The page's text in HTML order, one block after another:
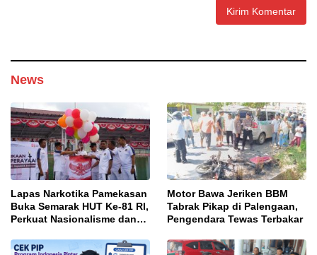
News
Lapas Narkotika Pamekasan
Buka Semarak HUT Ke-81 RI,
Perkuat Nasionalisme dan
Motor Bawa Jeriken BBM
Tabrak Pikap di Palengaan,
Pengendara Tewas Terbakar